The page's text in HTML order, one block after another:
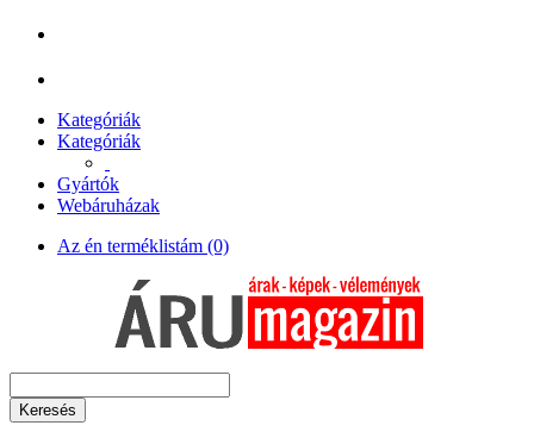
Kategóriák
Kategóriák
Gyártók
Webáruházak
Az én terméklistám (0)
Keresés